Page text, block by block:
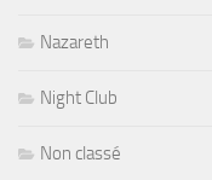
Nazareth
Night Club
Non classé